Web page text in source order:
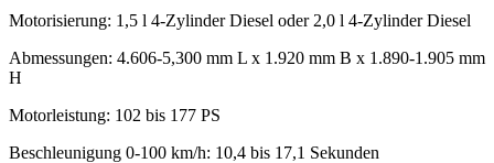
Motorisierung: 1,5 l 4-Zylinder Diesel oder 2,0 l 4-Zylinder Diesel
Abmessungen: 4.606-5,300 mm L x 1.920 mm B x 1.890-1.905 mm
H
Motorleistung: 102 bis 177 PS
Beschleunigung 0-100 km/h: 10,4 bis 17,1 Sekunden